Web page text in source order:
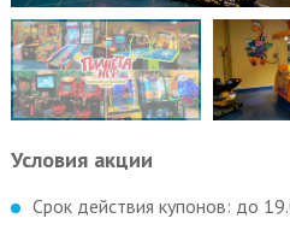
Условия акции
Срок действия купонов: до